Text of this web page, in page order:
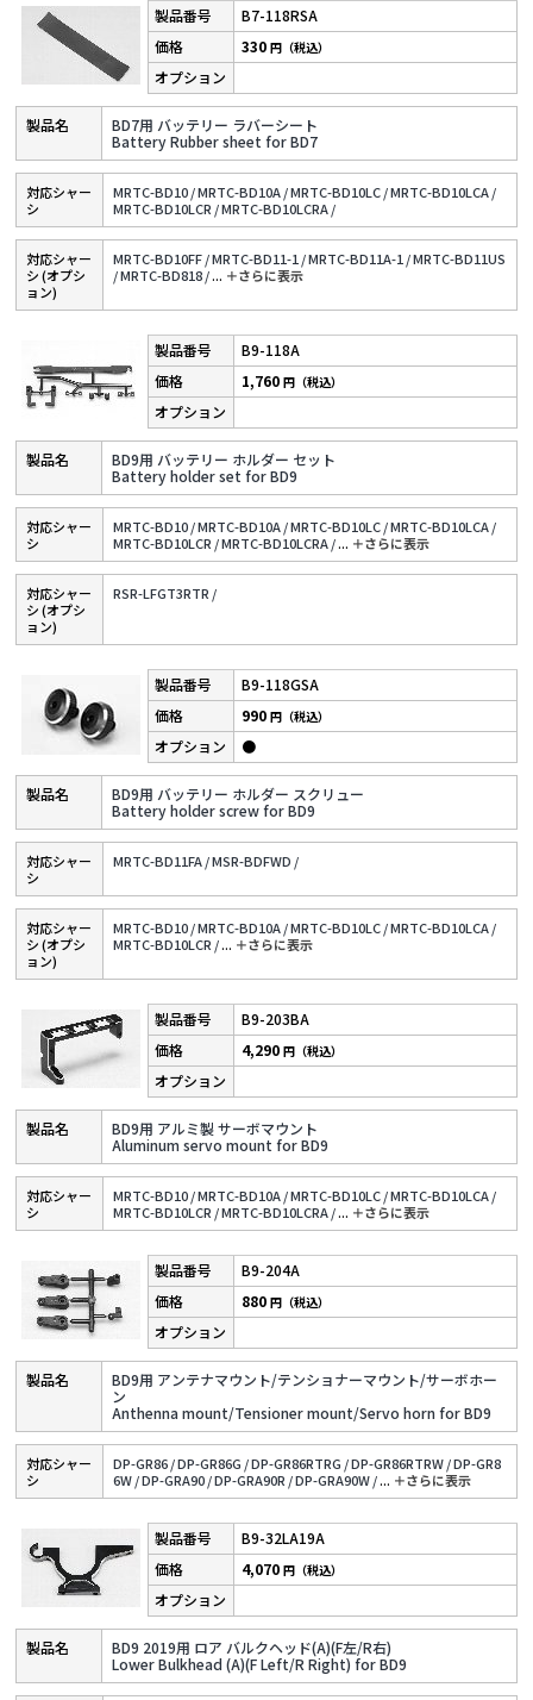
B7-118RSA
BD7用 バッテリー ラバーシート
Battery Rubber sheet for BD7
330円（税込）
対応シャー
シ
MRTC-BD10 /MRTC-BD10A /MRTC-BD10LC /MRTC-BD10LCA /
MRTC-BD10LCR /MRTC-BD10LCRA /
対応シャー
シ (オプシ
ョン)
MRTC-BD10FF /MRTC-BD11-1 /MRTC-BD11A-1 /MRTC-BD11US
/MRTC-BD818 /... ＋さらに表⽰
B9-118A
BD9用 バッテリー ホルダー セット
Battery holder set for BD9
1,760円（税込）
対応シャー
シ
MRTC-BD10 /MRTC-BD10A /MRTC-BD10LC /MRTC-BD10LCA /
MRTC-BD10LCR /MRTC-BD10LCRA /... ＋さらに表⽰
対応シャー
シ (オプシ
ョン)
RSR-LFGT3RTR /
B9-118GSA
BD9用 バッテリー ホルダー スクリュー
Battery holder screw for BD9
990円（税込）
●
対応シャー
シ
MRTC-BD11FA /MSR-BDFWD /
対応シャー
シ (オプシ
ョン)
MRTC-BD10 /MRTC-BD10A /MRTC-BD10LC /MRTC-BD10LCA /
MRTC-BD10LCR /... ＋さらに表⽰
B9-203BA
BD9用 アルミ製 サーボマウント
Aluminum servo mount for BD9
4,290円（税込）
対応シャー
シ
MRTC-BD10 /MRTC-BD10A /MRTC-BD10LC /MRTC-BD10LCA /
MRTC-BD10LCR /MRTC-BD10LCRA /... ＋さらに表⽰
B9-204A
BD9用 アンテナマウント/テンショナーマウント/サーボホー
ン
Anthenna mount/Tensioner mount/Servo horn for BD9
880円（税込）
対応シャー
シ
DP-GR86 /DP-GR86G /DP-GR86RTRG /DP-GR86RTRW /DP-GR8
6W /DP-GRA90 /DP-GRA90R /DP-GRA90W /... ＋さらに表⽰
B9-32LA19A
BD9 2019用 ロア バルクヘッド(A)(F左/R右)
Lower Bulkhead (A)(F Left/R Right) for BD9
4,070円（税込）